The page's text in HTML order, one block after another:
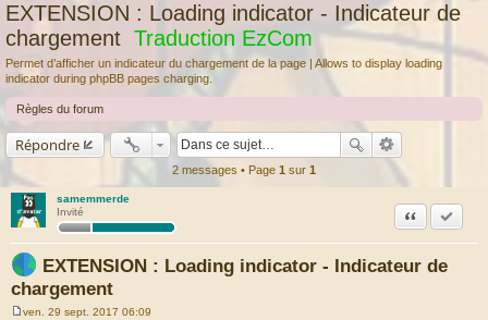
EXTENSION : Loading indicator - Indicateur de
chargement Traduction EzCom
Permet d’afficher un indicateur du chargement de la page | Allows to display loading
indicator during phpBB pages charging.
Règles du forum
Répondre
2 messages • Page 1 sur 1
samemmerde
Invité
EXTENSION : Loading indicator - Indicateur de
chargement
Citation
ven. 29 sept. 2017 06:09